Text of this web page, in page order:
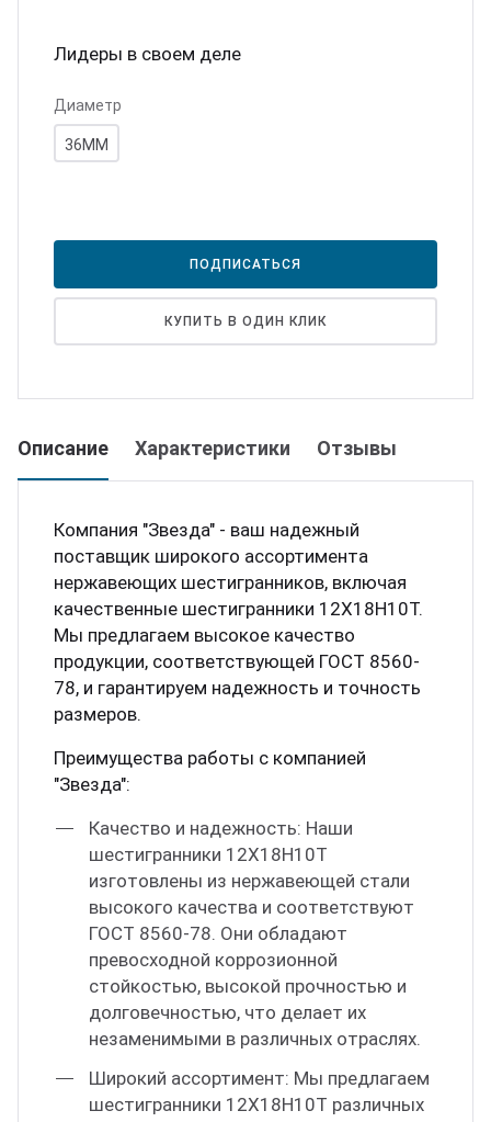
Диаметр
36ММ
Лидеры в своем деле
ПОДПИСАТЬСЯ
КУПИТЬ В ОДИН КЛИК
Описание Характеристики Отзывы
Компания "Звезда" - ваш надежный
поставщик широкого ассортимента
нержавеющих шестигранников, включая
качественные шестигранники 12Х18Н10Т.
Мы предлагаем высокое качество
продукции, соответствующей ГОСТ 8560-
78, и гарантируем надежность и точность
размеров.
Преимущества работы с компанией
"Звезда":
Качество и надежность: Наши
шестигранники 12Х18Н10Т
изготовлены из нержавеющей стали
высокого качества и соответствуют
ГОСТ 8560-78. Они обладают
превосходной коррозионной
стойкостью, высокой прочностью и
долговечностью, что делает их
незаменимыми в различных отраслях.
Широкий ассортимент: Мы предлагаем
шестигранники 12Х18Н10Т различных